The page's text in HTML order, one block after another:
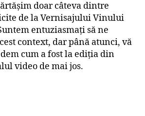
doar câteva dintre
de la Vernisajului Vinului
entuziasmați să ne
context, dar până atunci, vă
cum a fost la ediția din
video de mai jos.